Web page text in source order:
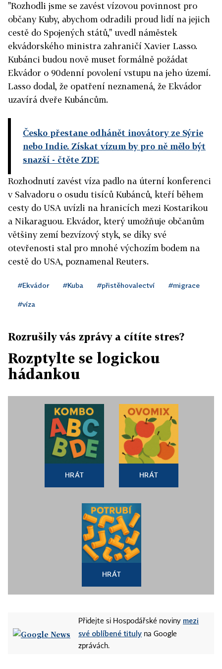
"Rozhodli jsme se zavést vízovou povinnost pro
občany Kuby, abychom odradili proud lidí na jejich
cestě do Spojených států," uvedl náměstek
ekvádorského ministra zahraničí Xavier Lasso.
Kubánci budou nově muset formálně požádat
Ekvádor o 90denní povolení vstupu na jeho území.
Lasso dodal, že opatření neznamená, že Ekvádor
uzavírá dveře Kubáncům.
Česko přestane odhánět inovátory ze Sýrie
nebo Indie. Získat vízum by pro ně mělo být
snazší - čtěte ZDE
Rozhodnutí zavést víza padlo na úterní konferenci
v Salvadoru o osudu tisíců Kubánců, kteří během
cesty do USA uvízli na hranicích mezi Kostarikou
a Nikaraguou. Ekvádor, který umožňuje občanům
většiny zemí bezvízový styk, se díky své
otevřenosti stal pro mnohé výchozím bodem na
cestě do USA, poznamenal Reuters.
#Ekvádor #Kuba #přistěhovalectví #migrace
#víza
Rozrušily vás zprávy a cítíte stres?
Rozptylte se logickou
hádankou
HRÁT HRÁT
HRÁT
Přidejte si Hospodářské noviny mezi
své oblíbené tituly na Google
zprávách.